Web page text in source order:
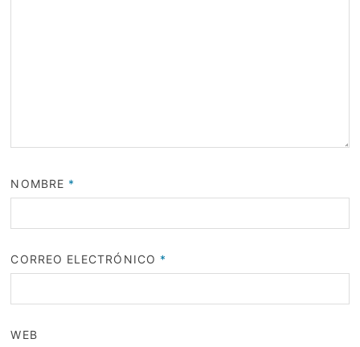
NOMBRE *
CORREO ELECTRÓNICO *
WEB